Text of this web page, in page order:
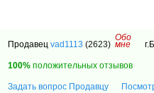
Продавецvad1113 (2623)
Обо
мне
100% положительных отзывов
Задать вопрос Продавцу